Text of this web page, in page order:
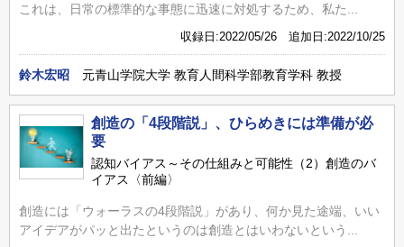
これは、日常の標準的な事態に迅速に対処するため、私た...
収録日:2022/05/26 追加日:2022/10/25
鈴木宏昭 元青山学院大学 教育人間科学部教育学科 教授
創造の「4段階説」、ひらめきには準備が必
要
認知バイアス～その仕組みと可能性（2）創造のバ
イアス〈前編〉
創造には「ウォーラスの4段階説」があり、何か見た途端、いい
アイデアがパッと出たというのは創造とはいわないという...